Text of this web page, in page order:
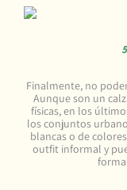
Finalmente, no
Aunque son un
físicas, en los
los conjuntos
blancas o de
outfit informal y